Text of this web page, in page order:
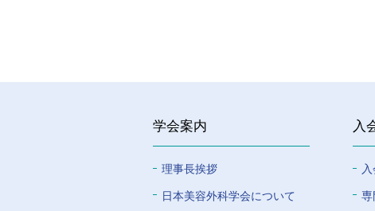
学会案内
理事長挨拶
⽇本美容外科学会について
入
専